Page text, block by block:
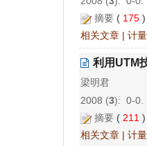
摘要 ( 175
相关文章 | 计
利用UTM
梁明君
2008 (3): 0-0.
摘要 ( 211
相关文章 | 计